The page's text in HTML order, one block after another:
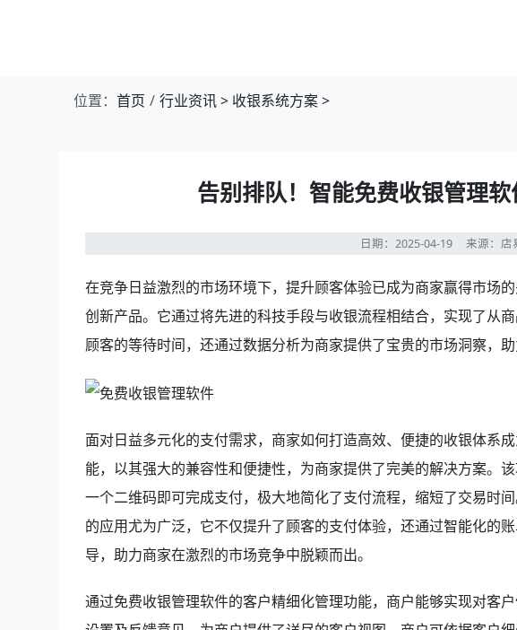
位置： 首页 行业资讯> 收银系统方案>
告别排队！智能免费收银管理软
日期：2025-04-19 来源：
在竞争日益激烈的市场环境下，提升顾客体验已成为商家赢得市场的
创新产品。它通过将先进的科技手段与收银流程相结合，实现了从
顾客的等待时间，还通过数据分析为商家提供了宝贵的市场洞察，助
面对日益多元化的支付需求，商家如何打造高效、便捷的收银体系
能，以其强大的兼容性和便捷性，为商家提供了完美的解决方案。
一个二维码即可完成支付，极大地简化了支付流程，缩短了交易时
的应用尤为广泛，它不仅提升了顾客的支付体验，还通过智能化的
导，助力商家在激烈的市场竞争中脱颖而出。
通过免费收银管理软件的客户精细化管理功能，商户能够实现对客